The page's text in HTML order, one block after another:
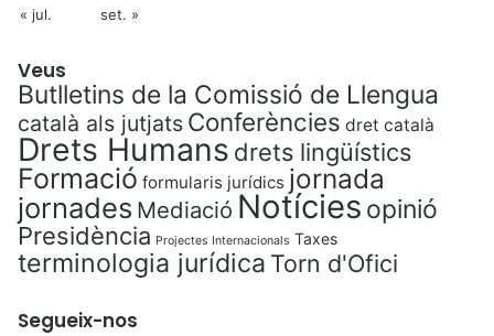
« jul.
set. »
Veus
Butlletins de la Comissió de Llengua
català als jutjats Conferències dret català
Drets Humans drets lingüístics
Formació formularis jurídics jornada
jornades Mediació Notícies opinió
Presidència Projectes Internacionals Taxes
terminologia jurídica Torn d'Ofici
Segueix-nos